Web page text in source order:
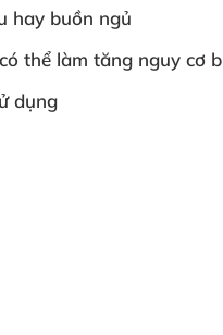
hay buồn ngủ
có thể làm tăng nguy cơ
dụng